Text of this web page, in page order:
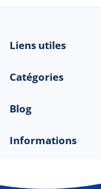
Liens utiles
Catégories
Blog
Informations